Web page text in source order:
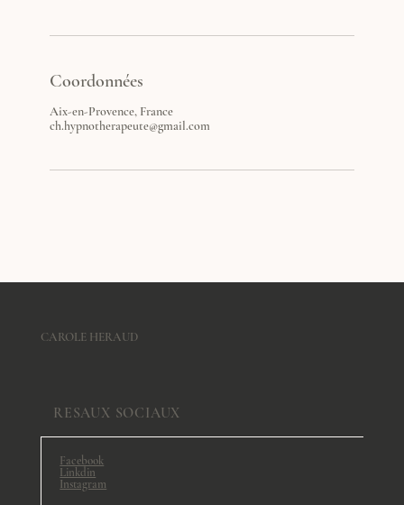
Coordonnées
Aix-en-Provence, France
ch.hypnotherapeute@gmail.com
CAROLE HERAUD
RESAUX SOCIAUX
Facebook
Linkdin
Instagram